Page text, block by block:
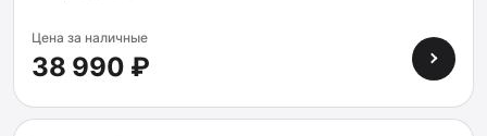
Цена за наличные
38 990 ₽